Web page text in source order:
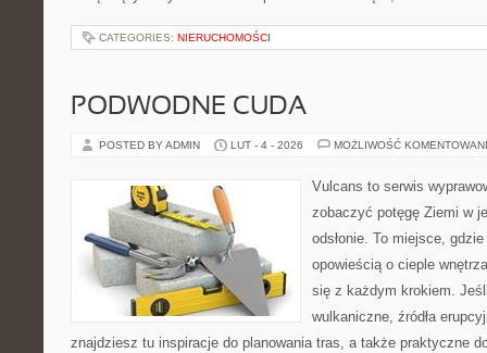
CATEGORIES: NIERUCHOMOŚCI
PODWODNE CUDA
POSTED BY ADMIN LUT - 4 - 2026 MOŻLIWOŚĆ
Vulcans to serwis
zobaczyć potęgę Ziemi w
odsłonie. To miejsce,
opowieścią o cieple
się z każdym krokiem.
wulkaniczne, źródła
znajdziesz tu inspiracje do planowania tras, a także praktyczne